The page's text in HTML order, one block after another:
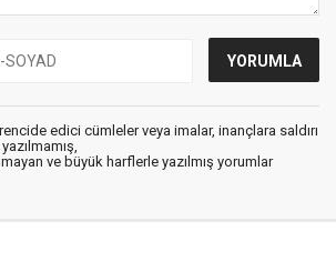
edici cümleler veya imalar, inançlara saldırı
ve büyük harflerle yazılmış yorumlar